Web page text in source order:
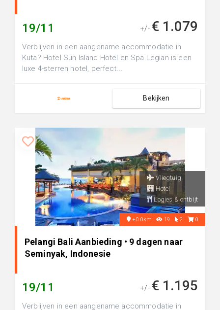
19/11 +/- € 1.079
Verblijven in een aangename accommodatie in
Kuta? Hotel Sun Island Hotel en Spa Legian is een
luxe 4-sterren hotel, perfect...
Bekijken
Vliegtuig
Hotel
Logies & ontbijt
+0.0km 19 2 0
Pelangi Bali Aanbieding • 9 dagen naar
Seminyak, Indonesie
19/11 +/- € 1.195
Verblijven in een aangename accommodatie in